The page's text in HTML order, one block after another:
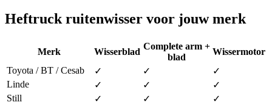
Heftruck ruitenwisser voor jouw merk
Merk Wisserblad
Complete arm +
blad
Wissermotor
Toyota / BT / Cesab
✓ ✓
✓
Linde
✓ ✓
✓
Still
✓ ✓
✓